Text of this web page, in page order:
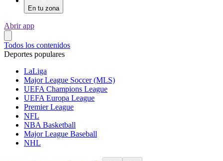
En tu zona
Abrir app
Todos los contenidos
Deportes populares
LaLiga
Major League Soccer (MLS)
UEFA Champions League
UEFA Europa League
Premier League
NFL
NBA Basketball
Major League Baseball
NHL